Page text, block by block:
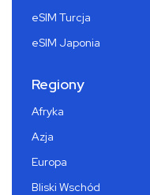
eSIM Turcja
eSIM Japonia
Regiony
Afryka
Azja
Europa
Bliski Wschód